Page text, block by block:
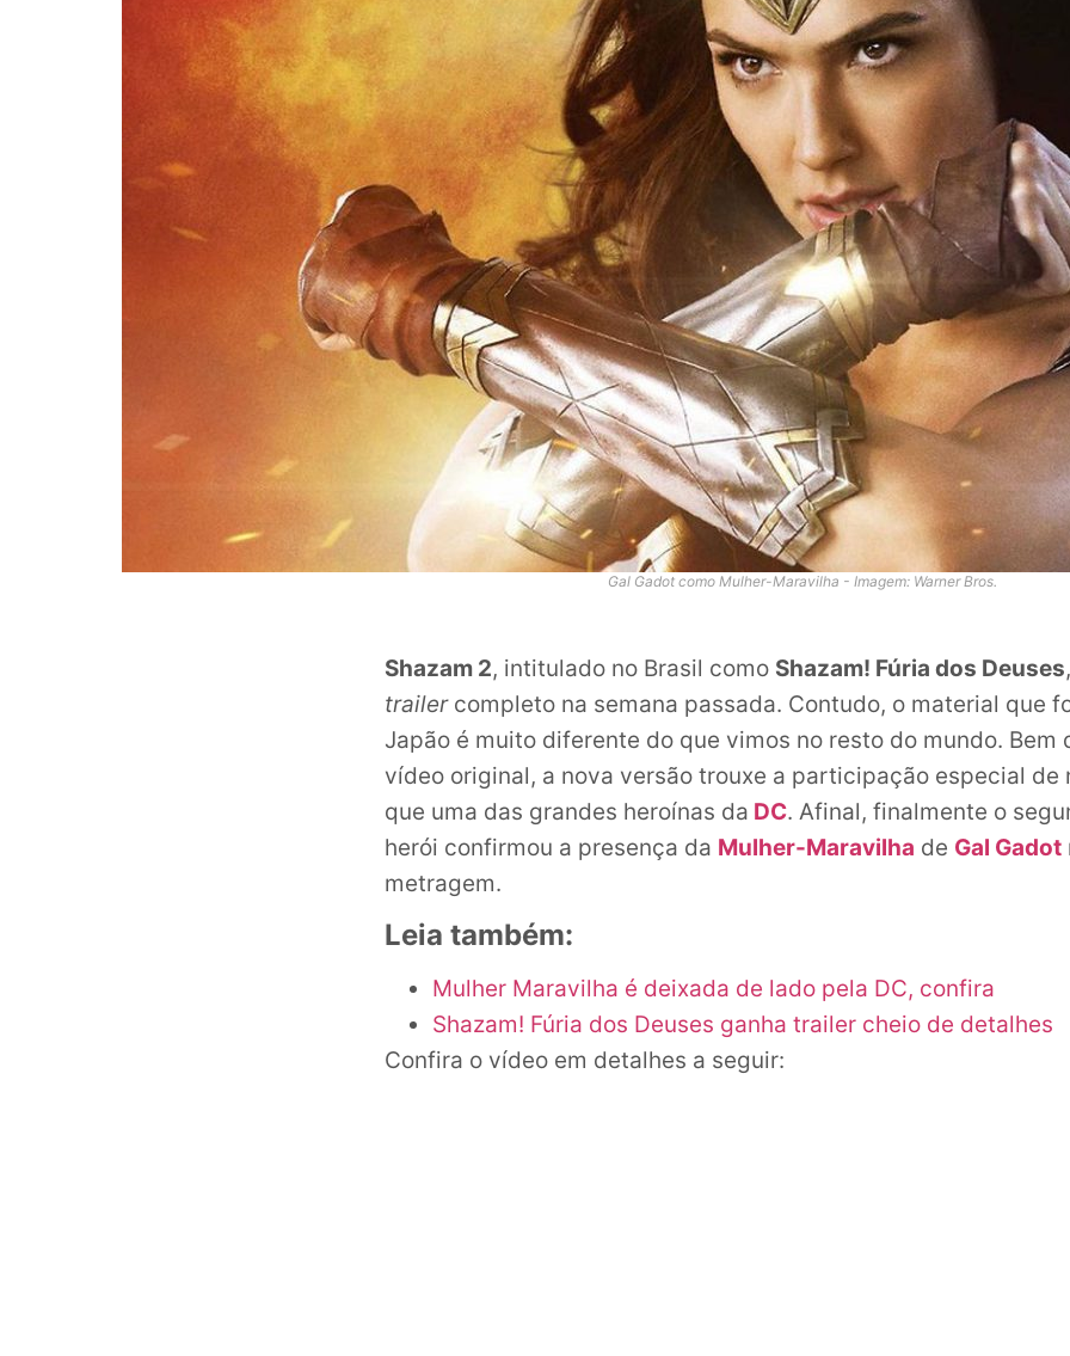
Gal Gadot como Mulher-Maravilha - Imagem: Warner Bros.
Shazam 2, intitulado no Brasil como Shazam! Fúria dos Deuses
trailercompleto na semana passada. Contudo, o material que
Japão é muito diferente do que vimos no resto do mundo. Bem
vídeo original, a nova versão trouxe a participação especial de
que uma das grandes heroínas da DC. Afinal, finalmente o
herói confirmou a presença da Mulher-Maravilha de Gal Gadot
metragem.
Leia também:
Mulher Maravilha é deixada de lado pela DC, confira
Shazam! Fúria dos Deuses ganha trailer cheio de detalhes
Confira o vídeo em detalhes a seguir: